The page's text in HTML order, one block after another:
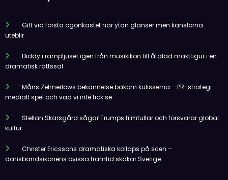
Gift vid första ögonkastet när ytan glänser men känslorna
uteblir
Diddy i rampljuset igen från musikikon till åtalad maktfigur i en
dramatisk rättssal
Måns Zelmerlöws bekännelse bakom kulisserna – PR-strategi
medialt spel och vad vi inte fick se
Stellan Skarsgård sågar Trumps filmtullar och försvarar global
kultur
Christer Ericssons dramatiska kollaps på scen –
dansbandsikonens ovissa framtid skakar Sverige